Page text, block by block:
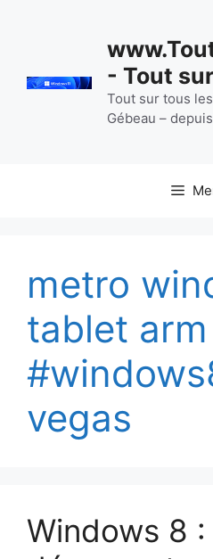
- Tout
Tout sur tous
Gébeau –
metro
tablet arm
vegas
Windows 8 :